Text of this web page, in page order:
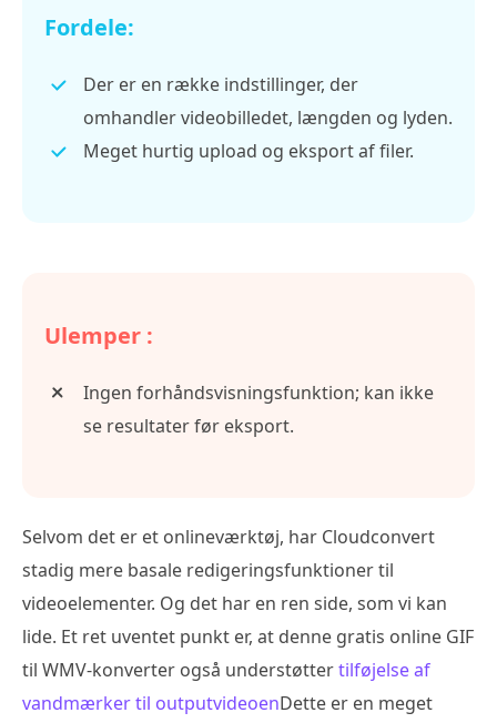
Fordele:
Der er en række indstillinger, der
omhandler videobilledet, længden og lyden.
Meget hurtig upload og eksport af filer.
Ulemper :
Ingen forhåndsvisningsfunktion; kan ikke
se resultater før eksport.
Selvom det er et onlineværktøj, har Cloudconvert
stadig mere basale redigeringsfunktioner til
videoelementer. Og det har en ren side, som vi kan
lide. Et ret uventet punkt er, at denne gratis online GIF
til WMV-konverter også understøttertilføjelse af
vandmærker til outputvideoenDette er en meget